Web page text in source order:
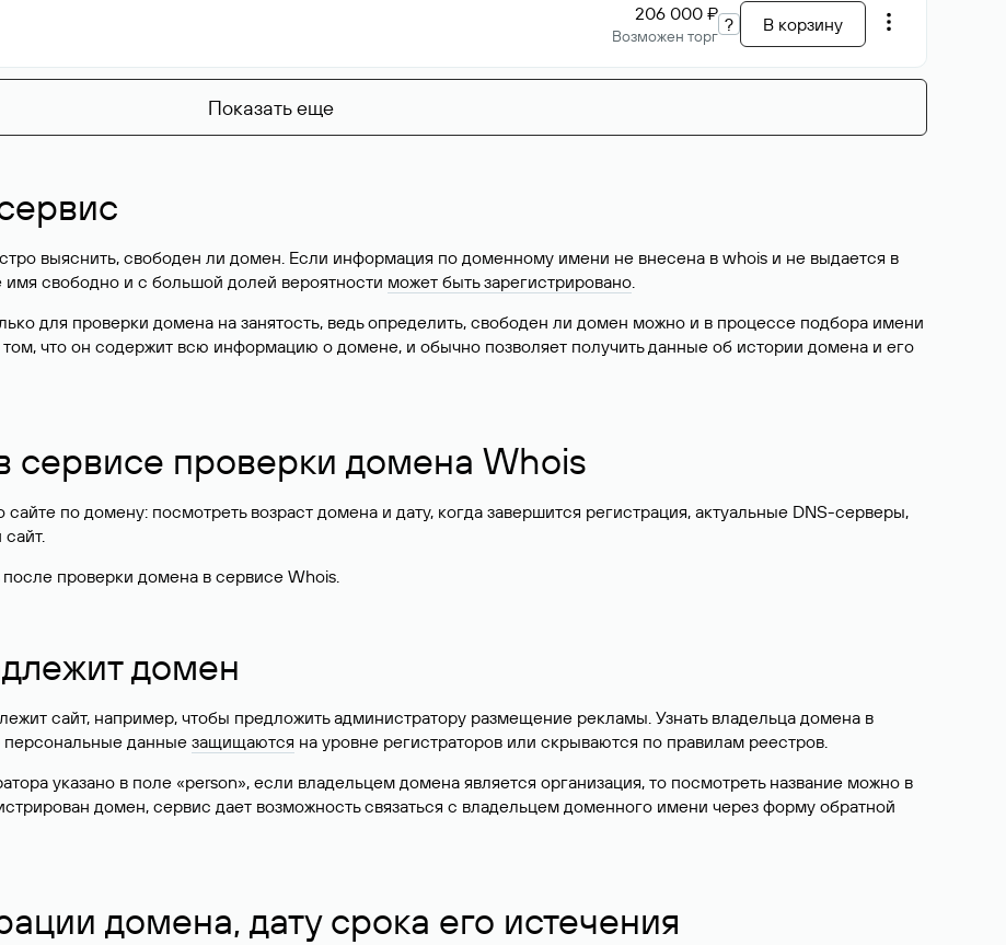
206 000 ₽
Возможен торг
? В корзину
Показать еще
выяснить, свободен ли домен. Если информация по доменному имени не внесена в whois и не выдается в
имя свободно и с большой долей вероятности может быть зарегистрировано.
для проверки домена на занятость, ведь определить, свободен ли домен можно и в процессе подбора имени
что он содержит всю информацию о домене, и обычно позволяет получить данные об истории домена и его
сервисе проверки домена Whois
по домену: посмотреть возраст домена и дату, когда завершится регистрация, актуальные DNS-серверы,
сайт.
проверки домена в сервисе Whois.
домен
сайт, например, чтобы предложить администратору размещение рекламы. Узнать владельца домена в
персональные данные защищаются на уровне регистраторов или скрываются по правилам реестров.
указано в поле «person», если владельцем домена является организация, то посмотреть название можно в
домен, сервис дает возможность связаться с владельцем доменного имени через форму обратной
домена, дату срока его истечения